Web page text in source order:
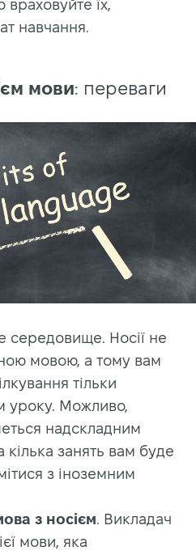
враховуйте їх,
навчання.
мови: переваги
середовище. Носії не
мовою, а тому вам
тільки
уроку. Можливо,
надскладним
занять вам буде
з іноземним
з носієм. Викладач
мови, яка